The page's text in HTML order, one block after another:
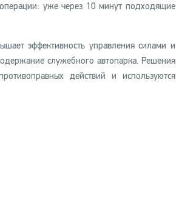
уже через 10 минут подходящие
эффективность управления силами и
служебного автопарка. Решения
действий и используются